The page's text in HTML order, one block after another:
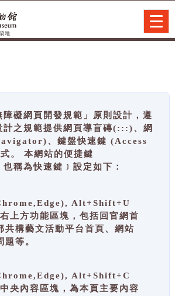
障礙網頁開發規範」原則設計，遵
計之規範提供網頁導盲磚(:::)、網
、鍵盤快速鍵 (Access
。 本網站的便捷鍵
稱為快速鍵﹞設定如下：
Alt+Shift+U
上方功能區塊，包括回官網首
共構藝文活動平台首頁、網站
題等。
Alt+Shift+C
央內容區塊，為本頁主要內容